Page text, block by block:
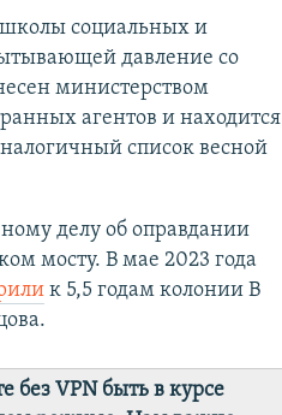
социальных и
давление со
министерством
агентов и находится
список весной
делу об оправдании
мосту. В мае 2023 года
к 5,5 годам колонии В
VPN быть в курсе